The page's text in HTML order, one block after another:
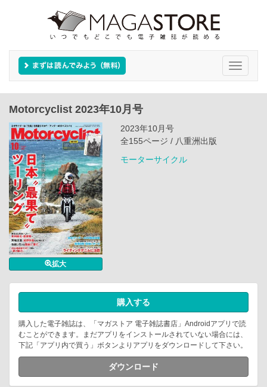
Toggle
Motorcyclist 2023年10月号
拡大
2023年10月号
全155ページ / 八重洲出版
モーターサイクル
購入する
購入した電子雑誌は、「マガストア 電子雑誌書店」Androidアプリで読
むことができます。まだアプリをインストールされていない場合には、
下記「アプリ内で買う」ボタンよりアプリをダウンロードして下さい。
ダウンロード